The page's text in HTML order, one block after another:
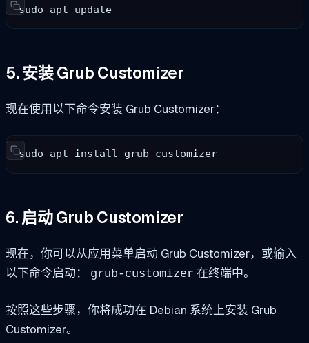
sudo apt update
5. 安装 Grub Customizer
现在使用以下命令安装 Grub Customizer：
sudo apt install grub-customizer
6. 启动 Grub Customizer
现在，你可以从应用菜单启动 Grub Customizer，或输入
以下命令启动：
grub-customizer 在终端中。
按照这些步骤，你将成功在 Debian 系统上安装 Grub
Customizer。